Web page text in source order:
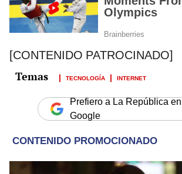
[CONTENIDO PATROCINADO]
TECNOLOGÍA INTERNET
Prefiero a La República en
Google